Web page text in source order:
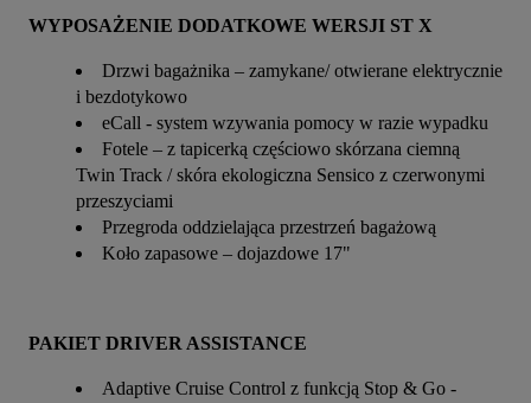
WYPOSAŻENIE DODATKOWE WERSJI ST X
Drzwi bagażnika – zamykane/ otwierane elektrycznie
i bezdotykowo
eCall - system wzywania pomocy w razie wypadku
Fotele – z tapicerką częściowo skórzana ciemną
Twin Track / skóra ekologiczna Sensico z czerwonymi
przeszyciami
Przegroda oddzielająca przestrzeń bagażową
Koło zapasowe – dojazdowe 17"
PAKIET DRIVER ASSISTANCE
Adaptive Cruise Control z funkcją Stop & Go -